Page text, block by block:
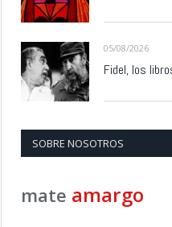
05/08/2026
Fidel, los
SOBRE NOSOTROS
mate amargo